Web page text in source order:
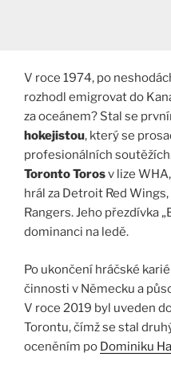
V roce 1974, po
rozhodl emigrovat do
za oceánem? Stal se
hokejistou, který se
profesionálních
Toronto Torosv lize
hrál za Detroit Red
Rangers. Jeho přezdívka
dominanci na ledě.
Po ukončení hráčské
činnosti v Německu a
V roce 2019 byl uveden
Torontu, čímž se stal
oceněním po Dominiku